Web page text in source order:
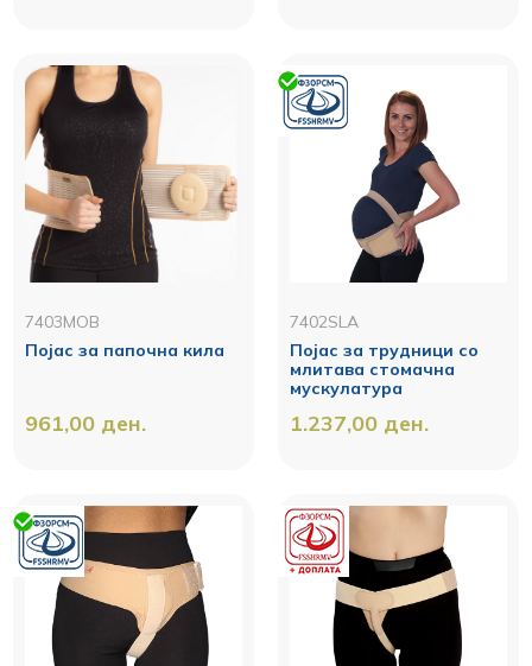
7403MOB
Појас за папочна кила
961,00 ден.
7402SLA
Појас за трудници со
млитава стомачна
мускулатура
1.237,00 ден.